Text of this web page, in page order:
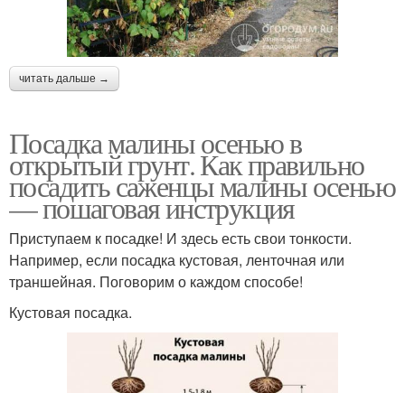
читать дальше →
Посадка малины осенью в
открытый грунт. Как правильно
посадить саженцы малины осенью
— пошаговая инструкция
Приступаем к посадке! И здесь есть свои тонкости.
Например, если посадка кустовая, ленточная или
траншейная. Поговорим о каждом способе!
Кустовая посадка.